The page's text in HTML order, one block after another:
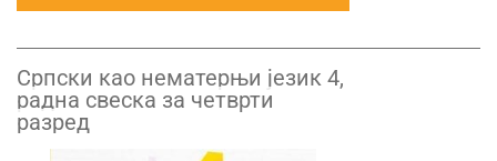
Српски као нематерњи језик 4,
радна свеска за четврти
разред